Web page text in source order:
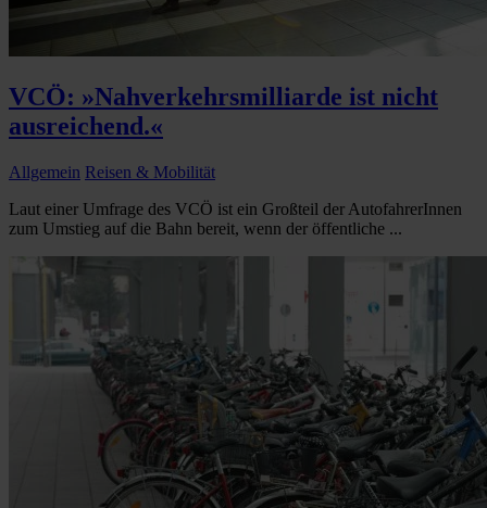
VCÖ: »Nahverkehrsmilliarde ist nicht
ausreichend.«
Allgemein Reisen & Mobilität
Laut einer Umfrage des VCÖ ist ein Großteil der AutofahrerInnen
zum Umstieg auf die Bahn bereit, wenn der öffentliche ...